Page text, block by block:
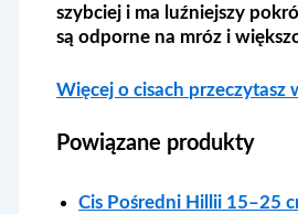
szybciej i ma luźniejszy
są odporne na mróz i
Więcej o cisach
Powiązane produkty
Cis Pośredni Hillii 15–25